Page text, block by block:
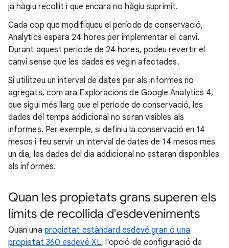
ja hàgiu recollit i que encara no hàgiu suprimit.
Cada cop que modifiqueu el període de conservació,
Analytics espera 24 hores per implementar el canvi.
Durant aquest període de 24 hores, podeu revertir el
canvi sense que les dades es vegin afectades.
Si utilitzeu un interval de dates per als informes no
agregats, com ara Exploracions de Google Analytics 4,
que sigui més llarg que el període de conservació, les
dades del temps addicional no seran visibles als
informes. Per exemple, si definiu la conservació en 14
mesos i feu servir un interval de dates de 14 mesos més
un dia, les dades del dia addicional no estaran disponibles
als informes.
Quan les propietats grans superen els
límits de recollida d'esdeveniments
Quan una propietat estàndard esdevé gran o una
propietat 360 esdevé XL, l'opció de configuració de